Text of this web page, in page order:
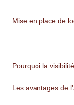
Mise en place de
Pourquoi la visibilité
Les avantages de